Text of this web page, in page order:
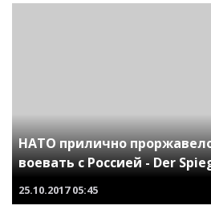
НАТО прилично
воевать с Россией - Der
25.10.2017 05:45